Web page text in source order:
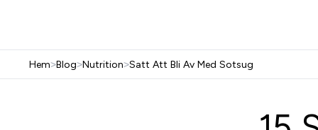
Hem>Blog>Nutrition>Satt Att Bli Av Med Sotsug